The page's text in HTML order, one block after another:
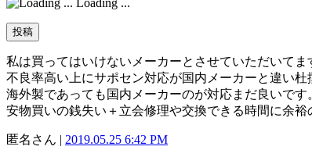
Loading ...
私は買ってはいけないメーカーとさせていただいてま
不良率高い上にサポセン対応が国内メーカーと違い杜
海外製であっても国内メーカーのが対応まだ良いです
安物買いの銭失い＋立会修理や交換できる時間に余裕
匿名さん | 2019.05.25 6:42 PM